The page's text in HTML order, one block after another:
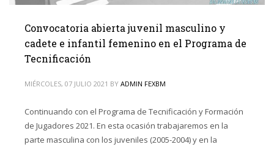
Convocatoria abierta juvenil masculino y
cadete e infantil femenino en el Programa de
Tecnificación
MIÉRCOLES, 07 JULIO 2021 BY ADMIN FEXBM
Continuando con el Programa de Tecnificación y Formación
de Jugadores 2021. En esta ocasión trabajaremos en la
parte masculina con los juveniles (2005-2004) y en la